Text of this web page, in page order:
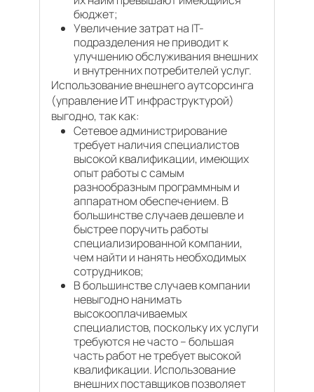
бюджет;
Увеличение затрат на IT-
подразделения не приводит к
улучшению обслуживания внешних
и внутренних потребителей услуг.
Использование внешнего аутсорсинга
(управление ИТ инфраструктурой)
выгодно, так как:
Сетевое администрирование
требует наличия специалистов
высокой квалификации, имеющих
опыт работы с самым
разнообразным программным и
аппаратном обеспечением. В
большинстве случаев дешевле и
быстрее поручить работы
специализированной компании,
чем найти и нанять необходимых
сотрудников;
В большинстве случаев компании
невыгодно нанимать
высокооплачиваемых
специалистов, поскольку их услуги
требуются не часто – большая
часть работ не требует высокой
квалификации. Использование
внешних поставщиков позволяет